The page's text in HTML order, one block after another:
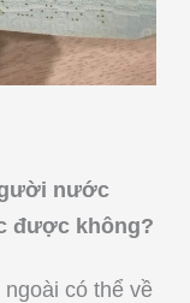
nước
được không?
có thể về